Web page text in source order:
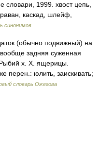
1999. хвост цепь,
каскад, шлейф,
синонимов
(обычно подвижный) на
задняя суженная
Рыбий х. Х. ящерицы.
перен.: юлить, заискивать;
словарь Ожегова